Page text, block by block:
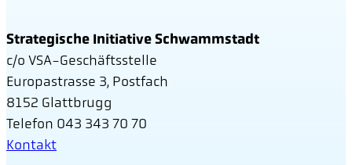
Strategische Initiative Schwammstadt
c/o VSA-Geschäftsstelle
Europastrasse 3, Postfach
8152 Glattbrugg
Telefon 043 343 70 70
Kontakt